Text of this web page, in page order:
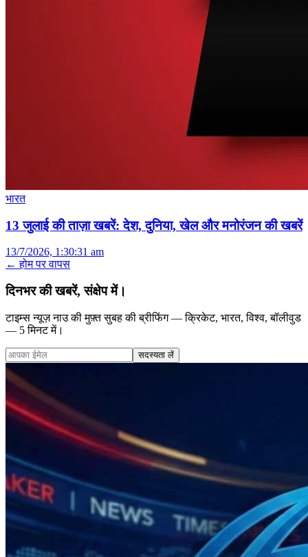
भारत
13 जुलाई की ताज़ा खबरें: देश, दुनिया, खेल और मनोरंजन की खबरें
13/7/2026, 1:30:31 am
← होम पर वापस
दिनभर की खबरें, संक्षेप में।
टाइम्स न्यूज़ नाउ की मुफ़्त सुबह की ब्रीफिंग — क्रिकेट, भारत, विश्व, बॉलीवुड
— 5 मिनट में।
सदस्यता लें